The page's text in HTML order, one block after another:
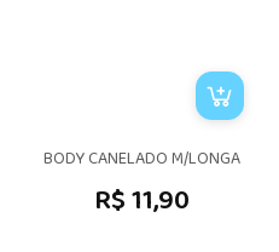
BODY CANELADO M/LONGA
R$ 11,90